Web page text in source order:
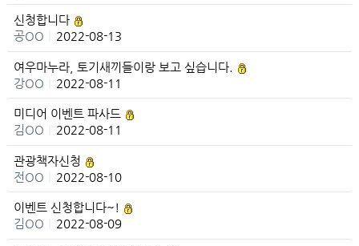
신청합니다
공OO
2022-08-13
여우마누라, 토기새끼들이랑 보고 싶습니다.
강OO
2022-08-11
미디어 이벤트 파사드
김OO
2022-08-11
관광책자신청
전OO
2022-08-10
이벤트 신청합니다~!
김OO
2022-08-09